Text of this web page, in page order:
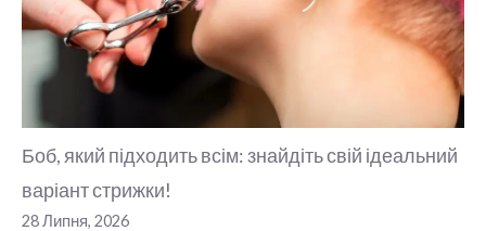
Боб, який підходить всім: знайдіть свій ідеальний
варіант стрижки!
28 Липня, 2026